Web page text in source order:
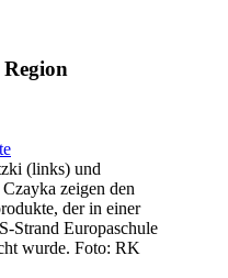
(links) und
zeigen den
der in einer
Strand Europaschule
wurde. Foto: RK